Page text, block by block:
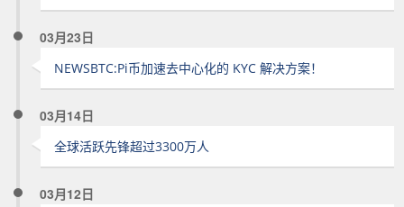
03月23日
NEWSBTC:Pi币加速去中心化的 KYC 解决方案！
03月14日
全球活跃先锋超过3300万人
03月12日